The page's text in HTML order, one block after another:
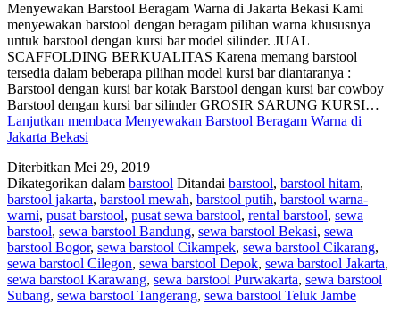
Menyewakan Barstool Beragam Warna di Jakarta Bekasi Kami
menyewakan barstool dengan beragam pilihan warna khususnya
untuk barstool dengan kursi bar model silinder. JUAL
SCAFFOLDING BERKUALITAS Karena memang barstool
tersedia dalam beberapa pilihan model kursi bar diantaranya :
Barstool dengan kursi bar kotak Barstool dengan kursi bar cowboy
Barstool dengan kursi bar silinder GROSIR SARUNG KURSI…
Lanjutkan membaca Menyewakan Barstool Beragam Warna di
Jakarta Bekasi
Diterbitkan Mei 29, 2019
Dikategorikan dalam barstool Ditandai barstool, barstool hitam,
barstool jakarta, barstool mewah, barstool putih, barstool warna-
warni, pusat barstool, pusat sewa barstool, rental barstool, sewa
barstool, sewa barstool Bandung, sewa barstool Bekasi, sewa
barstool Bogor, sewa barstool Cikampek, sewa barstool Cikarang,
sewa barstool Cilegon, sewa barstool Depok, sewa barstool Jakarta,
sewa barstool Karawang, sewa barstool Purwakarta, sewa barstool
Subang, sewa barstool Tangerang, sewa barstool Teluk Jambe